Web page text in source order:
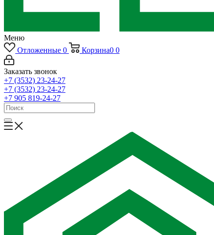
Меню
Отложенные 0 Корзина0 0
Заказать звонок
+7 (3532) 23-24-27
+7 (3532) 23-24-27
+7 905 819-24-27